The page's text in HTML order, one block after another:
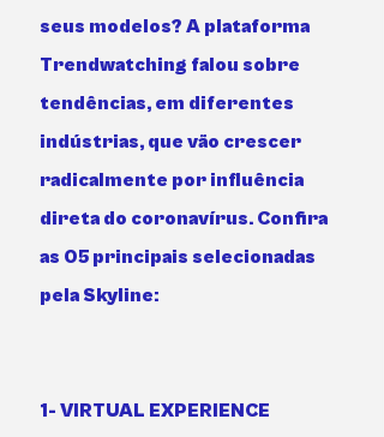
seus modelos? A plataforma
Trendwatching falou sobre
tendências, em diferentes
indústrias, que vão crescer
radicalmente por influência
direta do coronavírus. Confira
as 05 principais selecionadas
pela Skyline:⠀
1- VIRTUAL EXPERIENCE